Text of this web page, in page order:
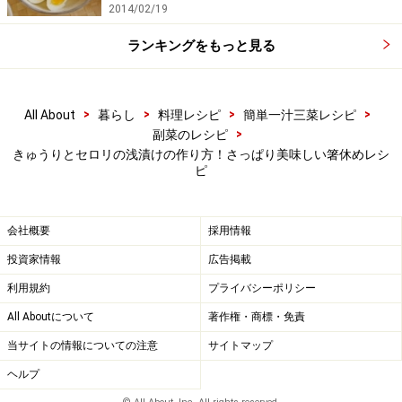
【編集部おすすめの購入サイト】
楽天市場で人気レシピの書籍をチェック！
2014/02/19
ランキングをもっと見る
All About > 暮らし > 料理レシピ > 簡単一汁三菜レシピ
>
副菜のレシピ
>
きゅうりとセロリの浅漬けの作り方！さっぱり美味しい箸休めレシ
ピ
会社概要 採用情報
投資家情報 広告掲載
利用規約 プライバシーポリシー
All Aboutについて 著作権・商標・免責
当サイトの情報についての注意 サイトマップ
ヘルプ